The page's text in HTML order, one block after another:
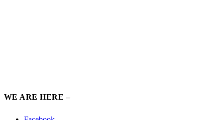
WE ARE HERE –